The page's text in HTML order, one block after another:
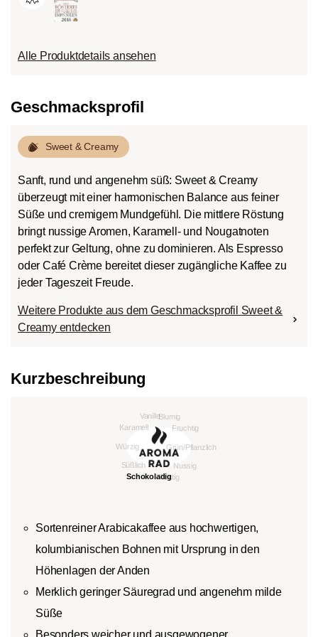
Alle Produktdetails ansehen
Geschmacksprofil
Sweet & Creamy
Sanft, rund und angenehm süß: Sweet & Creamy
überzeugt mit einer harmonischen Balance aus feiner
Süße und cremigem Mundgefühl. Die mittlere Röstung
bringt nussige Aromen, Karamell- und Nougatnoten
perfekt zur Geltung, ohne zu dominieren. Als Espresso
oder Café Crème bereitet dieser zugängliche Kaffee zu
jeder Tageszeit Freude.
Weitere Produkte aus dem Geschmacksprofil Sweet &
Creamy entdecken
Kurzbeschreibung
Sortenreiner Arabicakaffee aus hochwertigen,
kolumbianischen Bohnen mit Ursprung in den
Höhenlagen der Anden
Merklich geringer Säuregrad und angenehm milde
Süße